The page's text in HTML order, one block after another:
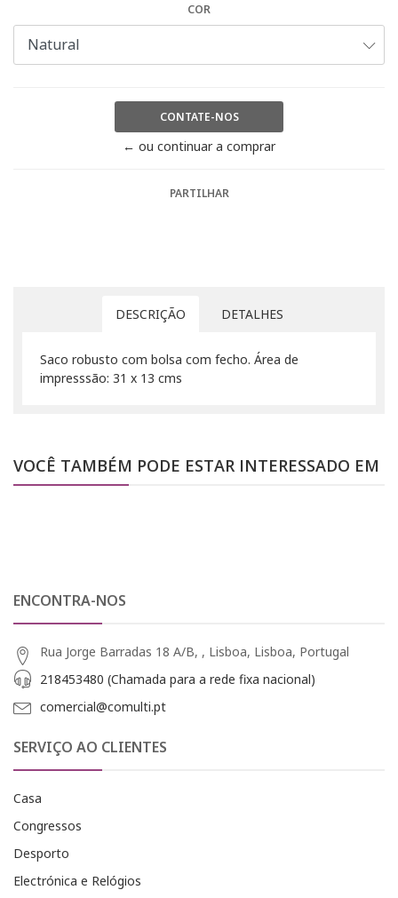
COR
CONTATE-NOS
← ou continuar a comprar
PARTILHAR
DESCRIÇÃO DETALHES
Saco robusto com bolsa com fecho. Área de
impresssão: 31 x 13 cms
VOCÊ TAMBÉM PODE ESTAR INTERESSADO EM
ENCONTRA-NOS
Rua Jorge Barradas 18 A/B, , Lisboa, Lisboa, Portugal
218453480 (Chamada para a rede fixa nacional)
comercial@comulti.pt
SERVIÇO AO CLIENTES
Casa
Congressos
Desporto
Electrónica e Relógios